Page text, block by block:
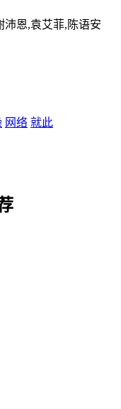
沛恩,袁艾菲,陈语安
网络 就此